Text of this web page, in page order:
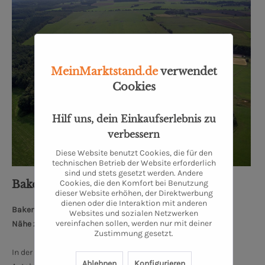
Bakenhus Biofleisch GmbH
Bakenhuser Esch 8, 26197 Großenkneten
Nähe zum Oldenburger Schloss: 34 km
In der Nähe von Oldenburg und Bremen, 10 km nördlich des
MeinMarktstand.deverwendet
Cookies
Hilf uns, dein Einkaufserlebnis zu
verbessern
Diese Website benutzt Cookies, die für den
technischen Betrieb der Website erforderlich
sind und stets gesetzt werden. Andere
Cookies, die den Komfort bei Benutzung
dieser Website erhöhen, der Direktwerbung
dienen oder die Interaktion mit anderen
Websites und sozialen Netzwerken
vereinfachen sollen, werden nur mit deiner
Zustimmung gesetzt.